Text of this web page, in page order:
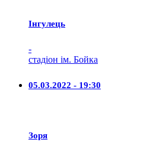
Iнгулець
-
стадіон ім. Бойка
05.03.2022 - 19:30
Зоря